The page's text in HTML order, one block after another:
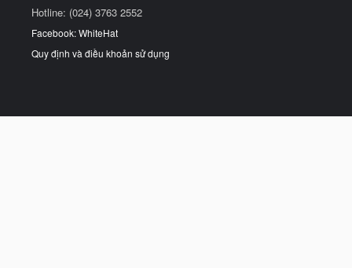
Hotline: (024) 3763 2552
Facebook: WhiteHat
Quy định và điều khoản sử dụng